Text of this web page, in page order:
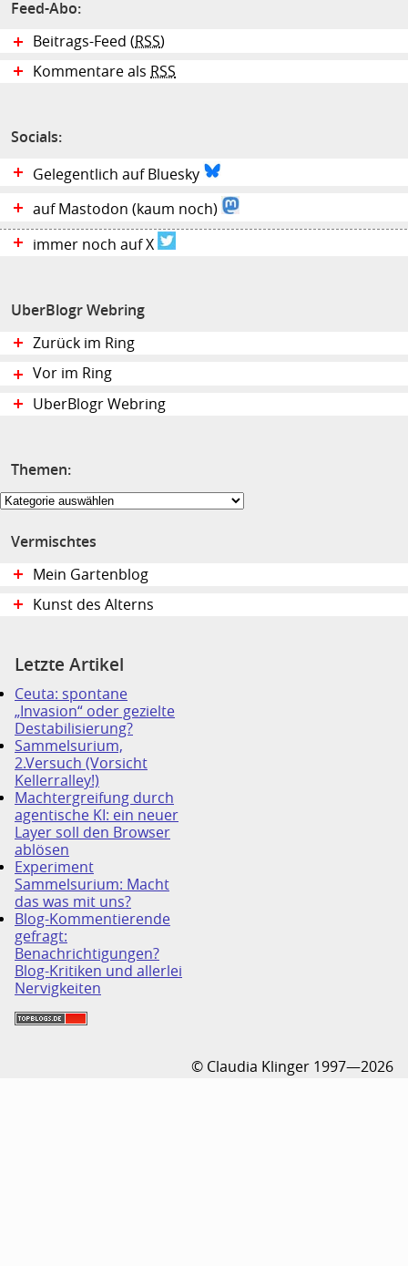
Feed-Abo:
Beitrags-Feed (RSS)
Kommentare als RSS
Socials:
Gelegentlich auf Bluesky
auf Mastodon (kaum noch)
immer noch auf X
UberBlogr Webring
Zurück im Ring
Vor im Ring
UberBlogr Webring
Themen:
Themen:
Vermischtes
Mein Gartenblog
Kunst des Alterns
Letzte Artikel
Ceuta: spontane
„Invasion“ oder gezielte
Destabilisierung?
Sammelsurium,
2.Versuch (Vorsicht
Kellerralley!)
Machtergreifung durch
agentische KI: ein neuer
Layer soll den Browser
ablösen
Experiment
Sammelsurium: Macht
das was mit uns?
Blog-Kommentierende
gefragt:
Benachrichtigungen?
Blog-Kritiken und allerlei
Nervigkeiten
© Claudia Klinger 1997—2026